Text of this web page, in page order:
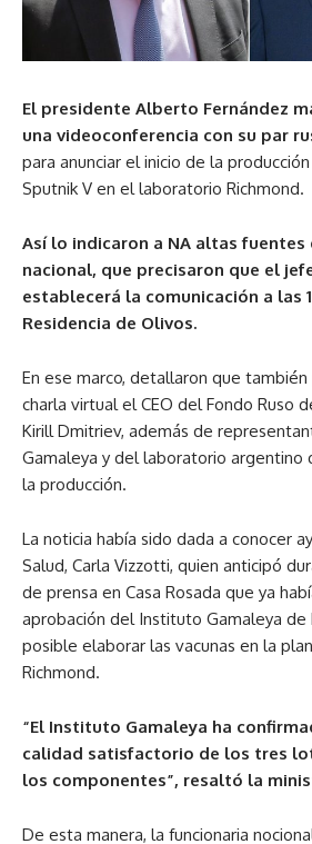
El presidente Alberto Fernández
una videoconferencia con su par
para anunciar el inicio de la
Sputnik V en el laboratorio Richmond.
Así lo indicaron a NA altas fuentes
nacional, que precisaron que el
establecerá la comunicación a las
Residencia de Olivos.
En ese marco, detallaron que
charla virtual el CEO del Fondo Ruso
Kirill Dmitriev, además de
Gamaleya y del laboratorio argentino
la producción.
La noticia había sido dada a conocer
Salud, Carla Vizzotti, quien anticipó
de prensa en Casa Rosada que ya
aprobación del Instituto Gamaleya de
posible elaborar las vacunas en la
Richmond.
“El Instituto Gamaleya ha
calidad satisfactorio de los tres
los componentes”, resaltó la
De esta manera, la funcionaria